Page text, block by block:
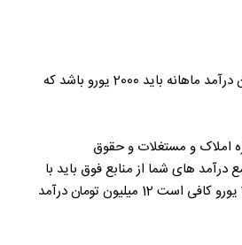
برای درخواست اقامت خود حمایتی یونان تضمینی 2022،متقاضی باید اسناد و مدارکی برای اثبات تمکن مالی اش و بی نیازی به کار کردن در ایران و اروپا نشان دهد. حداقل میزان درآمد ماهانه باید 2000 یورو باشد که
املاک و مستغلات و حقوق
درآمد های شما از منابع فوق باید با
حداقل درآمد تعریف شده بیشتر باشد. البته تا لحظه نگاشتن این مقاله، سفارت یونان، درآمد شمارا با نرخ یوروی بانکی ( 5700 تومان ) در نظر میگیرد و شما برای نشان دادن 2000 یورو کافی است 12 میلیون تومان درآمد